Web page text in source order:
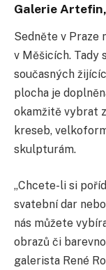
Galerie
Sedněte v Praze
v Měšicích. Tady
současných
plocha je
okamžitě vybrat
kreseb,
skulpturám.
„Chcete-li si
svatební dar
nás můžete
obrazů či
galerista René